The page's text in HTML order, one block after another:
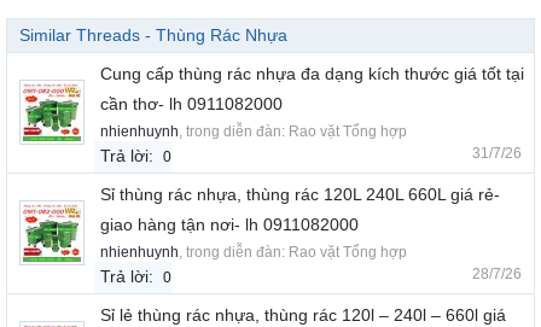
Similar Threads - Thùng Rác Nhựa
Cung cấp thùng rác nhựa đa dạng kích thước giá tốt tại
cần thơ- lh 0911082000
nhienhuynh, trong diễn đàn: Rao vặt Tổng hợp
Trả lời: 0 31/7/26
Sỉ thùng rác nhựa, thùng rác 120L 240L 660L giá rẻ-
giao hàng tận nơi- lh 0911082000
nhienhuynh, trong diễn đàn: Rao vặt Tổng hợp
Trả lời: 0 28/7/26
Sỉ lẻ thùng rác nhựa, thùng rác 120l – 240l – 660l giá